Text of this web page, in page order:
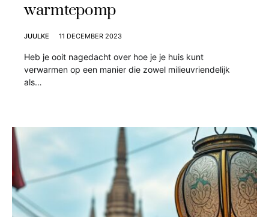
warmtepomp
JUULKE 11 DECEMBER 2023
Heb je ooit nagedacht over hoe je je huis kunt
verwarmen op een manier die zowel milieuvriendelijk
als…